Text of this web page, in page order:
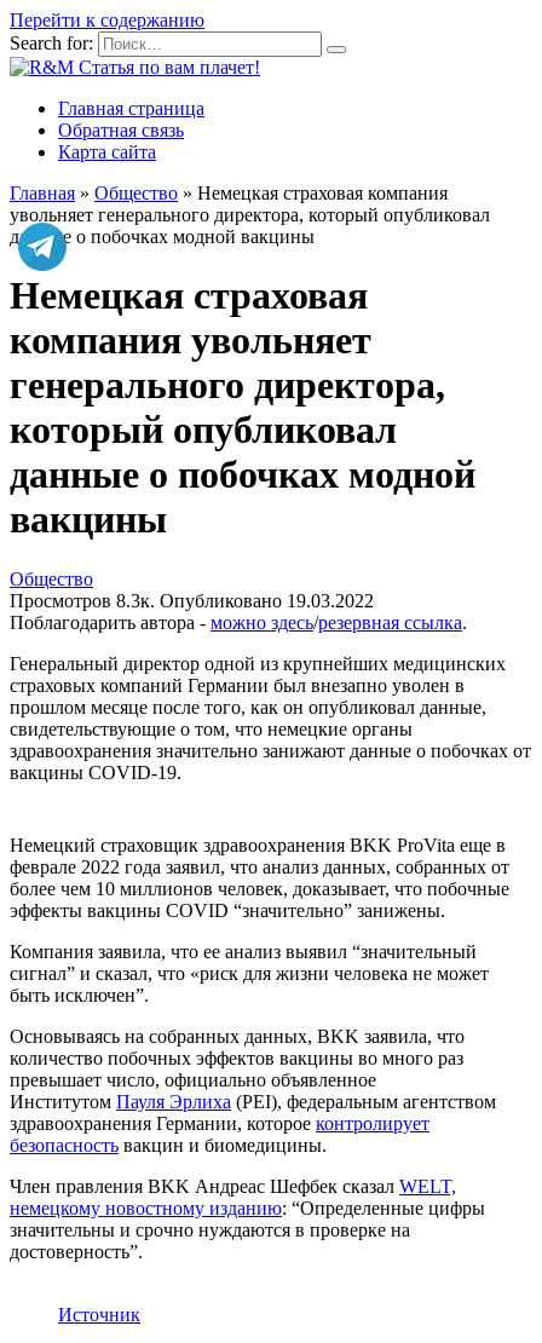
Перейти к содержанию
Search for:
Главная страница
Обратная связь
Карта сайта
Главная » Общество » Немецкая страховая компания
увольняет генерального директора, который опубликовал
данные о побочках модной вакцины
Немецкая страховая
компания увольняет
генерального директора,
который опубликовал
данные о побочках модной
вакцины
Общество
Просмотров 8.3к. Опубликовано 19.03.2022
Поблагодарить автора - можно здесь/резервная ссылка.
Генеральный директор одной из крупнейших медицинских
страховых компаний Германии был внезапно уволен в
прошлом месяце после того, как он опубликовал данные,
свидетельствующие о том, что немецкие органы
здравоохранения значительно занижают данные о побочках от
вакцины COVID-19.
Немецкий страховщик здравоохранения BKK ProVita еще в
феврале 2022 года заявил, что анализ данных, собранных от
более чем 10 миллионов человек, доказывает, что побочные
эффекты вакцины COVID “значительно” занижены.
Компания заявила, что ее анализ выявил “значительный
сигнал” и сказал, что «риск для жизни человека не может
быть исключен”.
Основываясь на собранных данных, BKK заявила, что
количество побочных эффектов вакцины во много раз
превышает число, официально объявленное
Институтом Пауля Эрлиха (PEI), федеральным агентством
здравоохранения Германии, которое контролирует
безопасность вакцин и биомедицины.
Член правления BKK Андреас Шефбек сказал WELT,
немецкому новостному изданию: “Определенные цифры
значительны и срочно нуждаются в проверке на
достоверность”.
Источник